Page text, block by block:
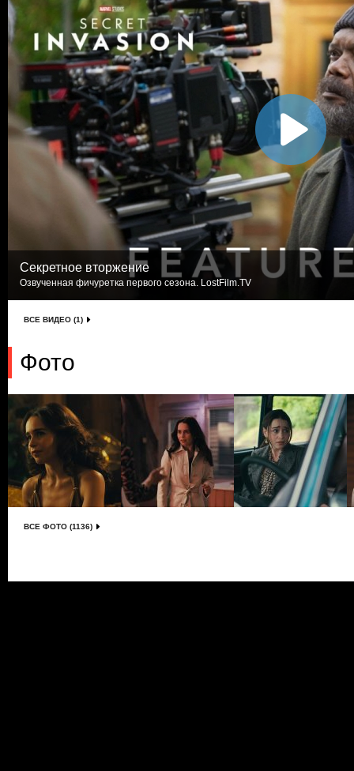
Секретное вторжение
Озвученная фичуретка первого сезона. LostFilm.TV
ВСЕ ВИДЕО (1)
Фото
ВСЕ ФОТО (1136)